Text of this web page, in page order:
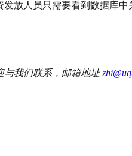
放人员只需要看到数据库
与我们联系，邮箱地址